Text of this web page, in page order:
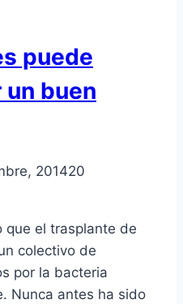
puede
un buen
201420
que el trasplante de
colectivo de
por la bacteria
Nunca antes ha sido